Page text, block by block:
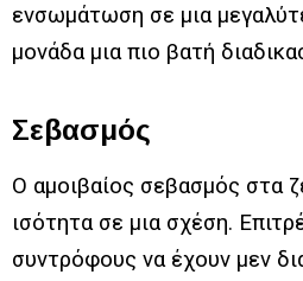
ενσωμάτωση σε μια
μονάδα μια πιο βατή
Σεβασμός
Ο αμοιβαίος σεβασμός στα
ισότητα σε μια σχέση.
συντρόφους να έχουν μεν